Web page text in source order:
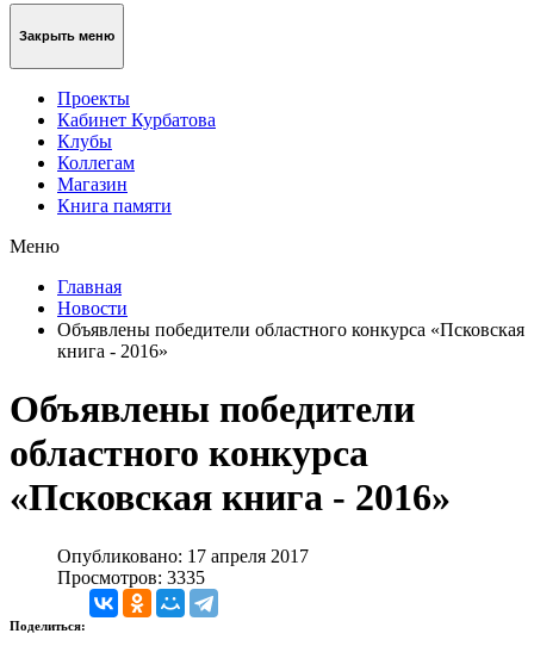
Закрыть меню
Проекты
Кабинет Курбатова
Клубы
Коллегам
Магазин
Книга памяти
Меню
Главная
Новости
Объявлены победители областного конкурса «Псковская
книга - 2016»
Объявлены победители
областного конкурса
«Псковская книга - 2016»
Опубликовано: 17 апреля 2017
Просмотров: 3335
Поделиться: